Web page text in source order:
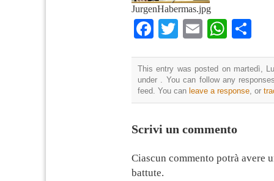
JurgenHabermas.jpg
Facebook
TwitterEmail
This entry was posted on martedì,
under . You can follow any
feed. You can leave a response, or
Scrivi un commento
Ciascun commento potrà avere
battute.